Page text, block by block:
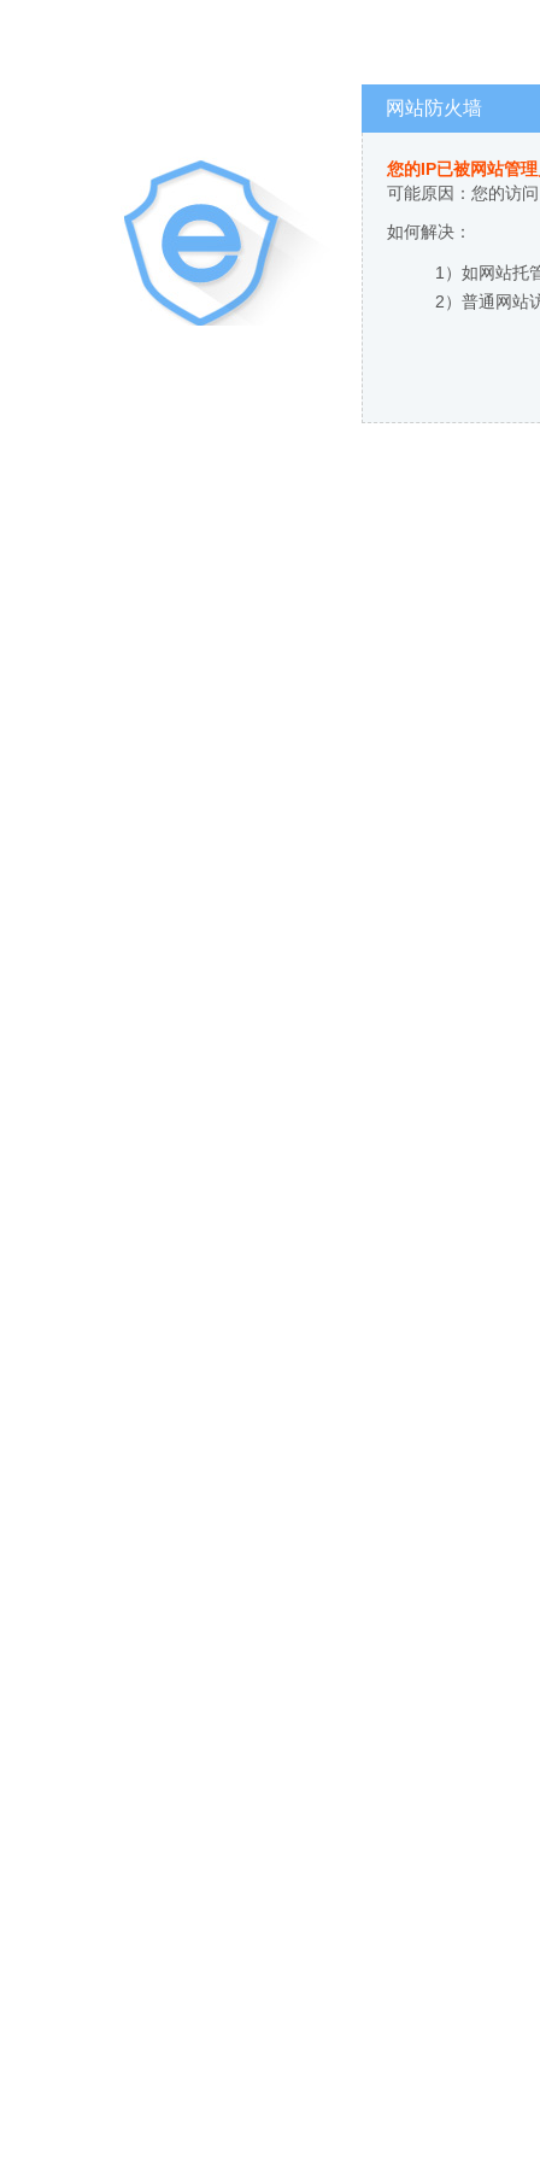
网站防火墙
您的IP已被网站管
可能原因：您的访
如何解决：
1）如网站托
2）普通网站